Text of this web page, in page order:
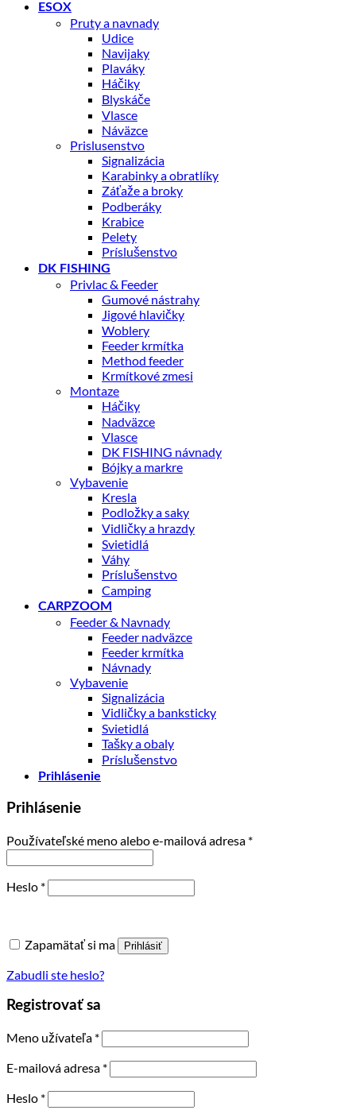
ESOX
Pruty a navnady
Udice
Navijaky
Plaváky
Háčiky
Blyskáče
Vlasce
Náväzce
Prislusenstvo
Signalizácia
Karabinky a obratlíky
Záťaže a broky
Podberáky
Krabice
Pelety
Príslušenstvo
DK FISHING
Privlac & Feeder
Gumové nástrahy
Jigové hlavičky
Woblery
Feeder krmítka
Method feeder
Krmítkové zmesi
Montaze
Háčiky
Nadväzce
Vlasce
DK FISHING návnady
Bójky a markre
Vybavenie
Kresla
Podložky a saky
Vidličky a hrazdy
Svietidlá
Váhy
Príslušenstvo
Camping
CARPZOOM
Feeder & Navnady
Feeder nadväzce
Feeder krmítka
Návnady
Vybavenie
Signalizácia
Vidličky a banksticky
Svietidlá
Tašky a obaly
Príslušenstvo
Prihlásenie
Prihlásenie
Používateľské meno alebo e-mailová adresa *Povinné
Heslo *Povinné
Zapamätať si ma Prihlásiť
Zabudli ste heslo?
Registrovať sa
Meno užívateľa *Povinné
E-mailová adresa *Povinné
Heslo *Povinné